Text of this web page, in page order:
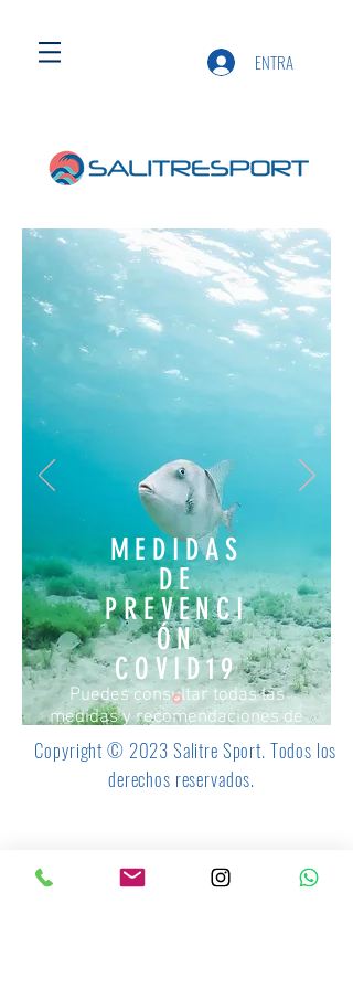
ENTRA
MEDIDAS
DE
PREVENCI
ÓN
COVID19
Puedes consultar todas las
medidas y recomendaciones de
nuestros servicios
CONSULTA AQUÍ
Copyright © 2023 Salitre Sport. Todos los
derechos reservados.